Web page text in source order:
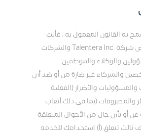
به القانون المعمول به ، فأنت
توافق على تعويض شركة .Talentera Inc والشركات
والوكلاء والموظفين
والشركاء غير ضارة من أو ضد أي
والأضرار (الفعلية
والمصروفات (بما في ذلك أتعاب
عن أو بأي حال من الأحوال المتعلقة
ثالث تتعلق (أ) استخدامك للخدمة